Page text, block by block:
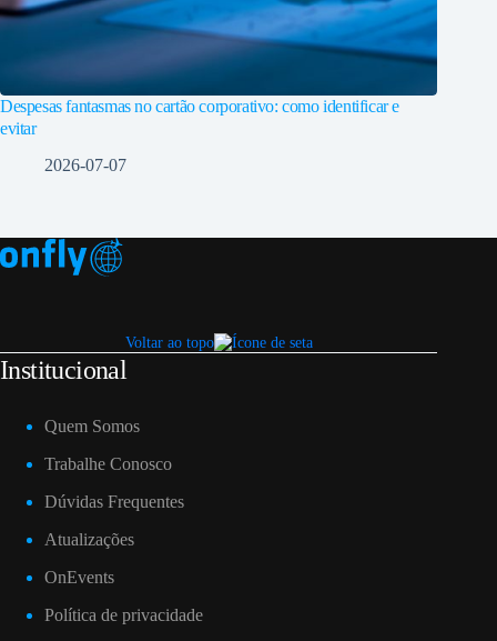
Despesas fantasmas no cartão corporativo: como identificar e
evitar
2026-07-07
Voltar ao topo
Institucional
Quem Somos
Trabalhe Conosco
Dúvidas Frequentes
Atualizações
OnEvents
Política de privacidade